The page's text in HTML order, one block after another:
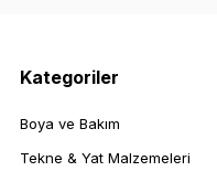
Kategoriler
Boya ve Bakım
Tekne & Yat Malzemeleri